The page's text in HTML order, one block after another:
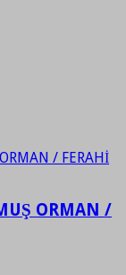
ORMAN /